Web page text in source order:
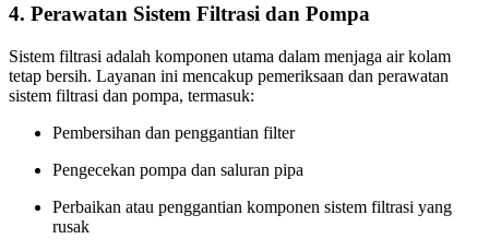
4. Perawatan Sistem Filtrasi dan Pompa
Sistem filtrasi adalah komponen utama dalam menjaga air kolam
tetap bersih. Layanan ini mencakup pemeriksaan dan perawatan
sistem filtrasi dan pompa, termasuk:
Pembersihan dan penggantian filter
Pengecekan pompa dan saluran pipa
Perbaikan atau penggantian komponen sistem filtrasi yang
rusak